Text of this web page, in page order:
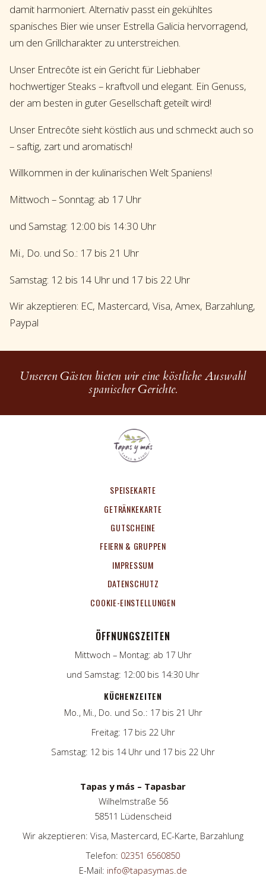
damit harmoniert. Alternativ passt ein gekühltes
spanisches Bier wie unser Estrella Galicia hervorragend,
um den Grillcharakter zu unterstreichen.
Unser Entrecôte ist ein Gericht für Liebhaber
hochwertiger Steaks – kraftvoll und elegant. Ein Genuss,
der am besten in guter Gesellschaft geteilt wird!
Unser Entrecôte sieht köstlich aus und schmeckt auch so
– saftig, zart und aromatisch!
Willkommen in der kulinarischen Welt Spaniens!
Mittwoch – Sonntag: ab 17 Uhr
und Samstag: 12:00 bis 14:30 Uhr
Mi., Do. und So.: 17 bis 21 Uhr
Samstag: 12 bis 14 Uhr und 17 bis 22 Uhr
Wir akzeptieren: EC, Mastercard, Visa, Amex, Barzahlung,
Paypal
Unseren Gästen bieten wir eine köstliche Auswahl
spanischer Gerichte.
SPEISEKARTE
GETRÄNKEKARTE
GUTSCHEINE
FEIERN & GRUPPEN
IMPRESSUM
DATENSCHUTZ
COOKIE-EINSTELLUNGEN
ÖFFNUNGSZEITEN
Mittwoch – Montag: ab 17 Uhr
und Samstag: 12:00 bis 14:30 Uhr
KÜCHENZEITEN
Mo., Mi., Do. und So.: 17 bis 21 Uhr
Freitag: 17 bis 22 Uhr
Samstag: 12 bis 14 Uhr und 17 bis 22 Uhr
Tapas y más – Tapasbar
Wilhelmstraße 56
58511 Lüdenscheid
Wir akzeptieren: Visa, Mastercard, EC-Karte, Barzahlung
Telefon: 02351 6560850
E-Mail: info@tapasymas.de